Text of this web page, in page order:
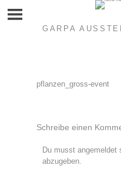
GARPA
Beitragsnavigation
pflanzen_gross-event
Schreibe einen
Du musst angemeldet
abzugeben.